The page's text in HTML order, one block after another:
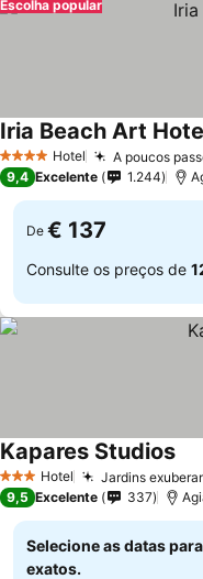
Escolha popular
4 EstrelasHotel A poucos
Iria Beach Art
9,4 Excelente 1.244
De € 137
Consulte os preços de
3 EstrelasHotel Jardins
Kapares Studios
9,5 Excelente 337
Selecione as datas
exatos.